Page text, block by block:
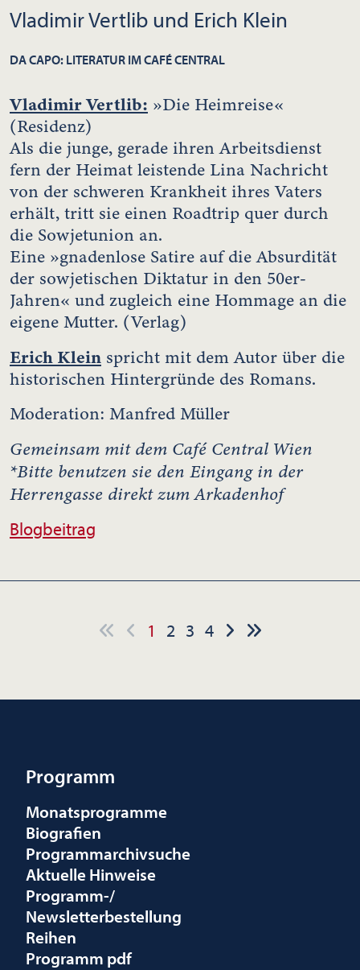
Vladimir Vertlib und Erich Klein
DA CAPO: LITERATUR IM CAFÉ CENTRAL
Vladimir Vertlib: »Die Heimreise«
(Residenz)
Als die junge, gerade ihren Arbeitsdienst
fern der Heimat leistende Lina Nachricht
von der schweren Krankheit ihres Vaters
erhält, tritt sie einen Roadtrip quer durch
die Sowjetunion an.
Eine »gnadenlose Satire auf die Absurdität
der sowjetischen Diktatur in den 50er-
Jahren« und zugleich eine Hommage an die
eigene Mutter. (Verlag)
Erich Klein spricht mit dem Autor über die
historischen Hintergründe des Romans.
Moderation: Manfred Müller
Gemeinsam mit dem Café Central Wien
*Bitte benutzen sie den Eingang in der
Herrengasse direkt zum Arkadenhof
Blogbeitrag
1 2 3 4
Programm
Monatsprogramme
Biografien
Programmarchivsuche
Aktuelle Hinweise
Programm-/
Newsletterbestellung
Reihen
Programm pdf